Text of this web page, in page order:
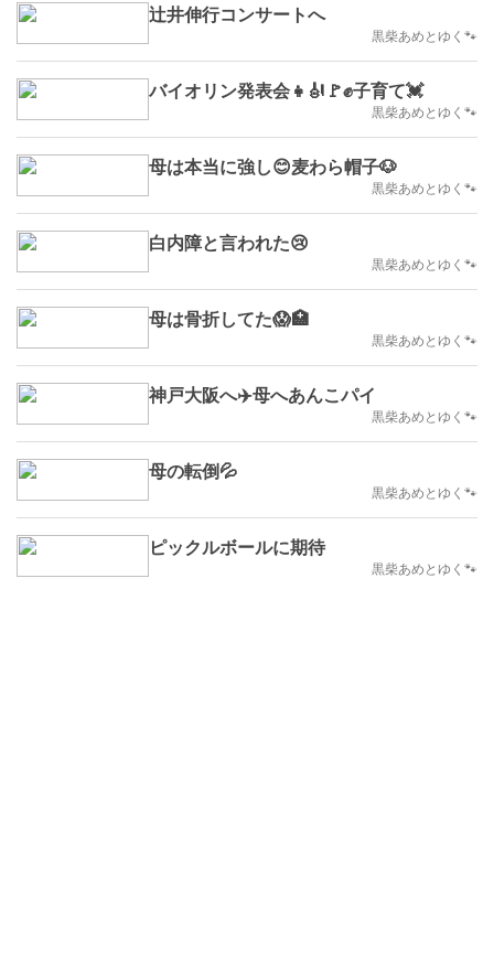
辻井伸行コンサートへ
黒柴あめとゆく🐾
バイオリン発表会👧🎻🚩✊子育て💓
黒柴あめとゆく🐾
母は本当に強し😊麦わら帽子🐶
黒柴あめとゆく🐾
白内障と言われた😢
黒柴あめとゆく🐾
母は骨折してた😱🏥
黒柴あめとゆく🐾
神戸大阪へ✈️母へあんこパイ
黒柴あめとゆく🐾
母の転倒💦
黒柴あめとゆく🐾
ピックルボールに期待
黒柴あめとゆく🐾